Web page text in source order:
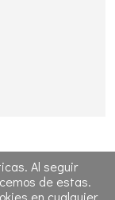
Al seguir
de estas.
en cualquier